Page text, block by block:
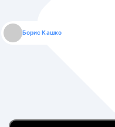
Борис Кашко
Юлия Изоитко
Александр Кулагин
Даниил Макаров
Екатерина Лазаренко